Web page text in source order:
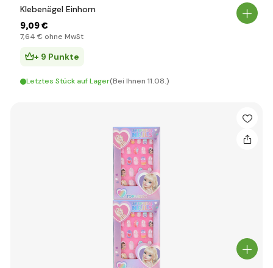
Klebenägel Einhorn
9,09 €
7,64 € ohne MwSt
+ 9 Punkte
Letztes Stück auf Lager(Bei Ihnen 11.08.)